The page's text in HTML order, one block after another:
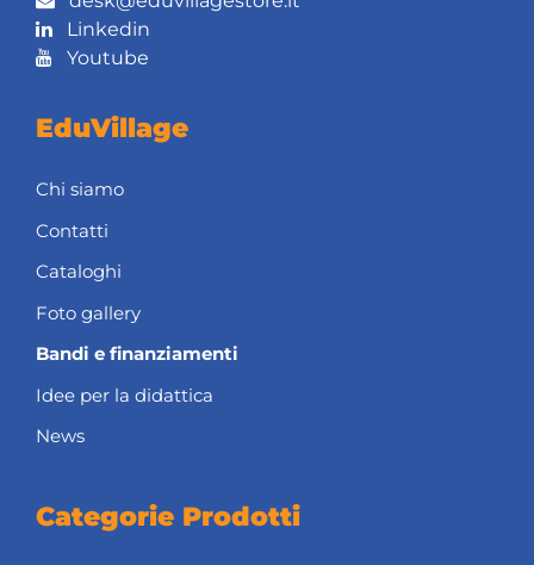
Linkedin
Youtube
EduVillage
Chi siamo
Contatti
Cataloghi
Foto gallery
Bandi e finanziamenti
Idee per la didattica
News
Categorie Prodotti